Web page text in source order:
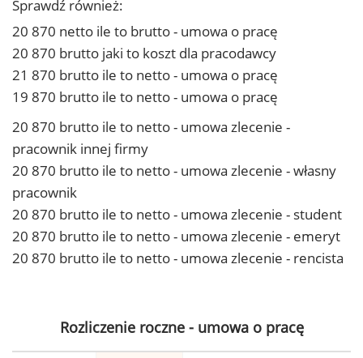
Sprawdź również:
20 870 netto ile to brutto - umowa o pracę
20 870 brutto jaki to koszt dla pracodawcy
21 870 brutto ile to netto - umowa o pracę
19 870 brutto ile to netto - umowa o pracę
20 870 brutto ile to netto - umowa zlecenie -
pracownik innej firmy
20 870 brutto ile to netto - umowa zlecenie - własny
pracownik
20 870 brutto ile to netto - umowa zlecenie - student
20 870 brutto ile to netto - umowa zlecenie - emeryt
20 870 brutto ile to netto - umowa zlecenie - rencista
Rozliczenie roczne - umowa o pracę